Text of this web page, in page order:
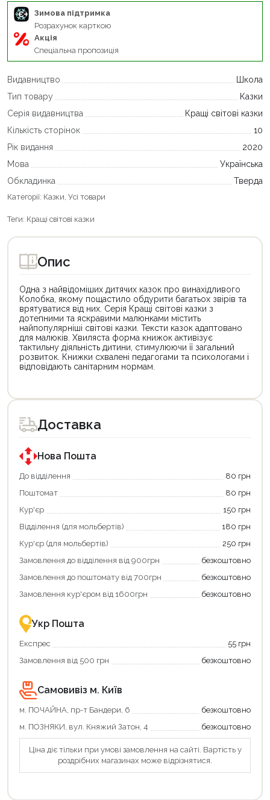
Зимова підтримка
Розрахунок карткою
Акція
Спеціальна пропозиція
Видавництво
Школа
Тип товару
Казки
Серія видавництва
Кращі світові казки
Кількість сторінок
10
Рік видання
2020
Мова
Українська
Обкладинка
Тверда
Категорії: Казки, Усі товари
Теги: Кращі світові казки
Опис
Одна з найвідоміших дитячих казок про винахідливого
Колобка, якому пощастило обдурити багатьох звірів та
врятуватися від них. Серія Кращі світові казки з
дотепними та яскравими малюнками містить
найпопулярніші світові казки. Тексти казок адаптовано
для малюків. Хвиляста форма книжок активізує
тактильну діяльність дитини, стимулюючи її загальний
розвиток. Книжки схвалені педагогами та психологами і
відповідають санітарним нормам.
товар
для
покупки
державною
програмою
єКнига.
Використовуйте
карту
щоб
зекономити
та
отримати
переваги!
картою
єКнига
–
зручно
та
Доставка
Нова Пошта
До відділення
80 грн
Поштомат
80 грн
Кур'єр
150 грн
Відділення (для мольбертів)
180 грн
Кур'єр (для мольбертів)
250 грн
Замовлення до відділення від 900грн
безкоштовно
Замовлення до поштомату від 700грн
безкоштовно
Замовлення кур'єром від 1600грн
безкоштовно
Укр Пошта
Експрес
55 грн
Замовлення від 500 грн
безкоштовно
Самовивіз м. Київ
м. ПОЧАЙНА, пр-т Бандери, 6
безкоштовно
м. ПОЗНЯКИ, вул. Княжий Затон, 4
безкоштовно
Ціна діє тільки при умові замовлення на сайті. Вартість у
роздрібних магазинах може відрізнятися.